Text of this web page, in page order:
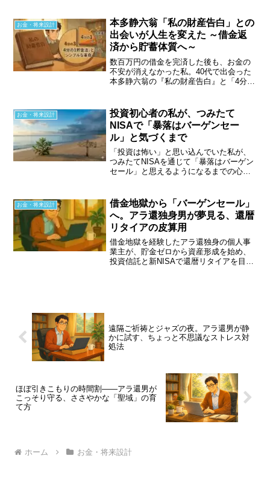
ンドさんの教えについて綴ります。
お金・将来設計
本多静六翁「私の財産告白」との
出会いが人生を変えた ～借金返
済から貯蓄体質へ～
数百万円の借金を完済した後も、お金の
不安が消えなかった私。40代で出会った
本多静六翁の『私の財産告白』と「4分の
ると、投資へも自然と目が向くようにな
りました。
お金・将来設計
投資初心者の私が、つみたて
NISAで「暴落はバーゲンセー
ル」と気づくまで
「投資は怖い」と思い込んでいた私が、
つみたてNISAを通じて「暴落はバーゲン
セール」と思えるようになるまでの心の
な戦略とは？アラ還個人事業主のリアル
な投資体験記です。
お金・将来設計
借金地獄から「バーゲンセール」
へ。アラ還独身男が夢見る、還暦
リタイアの皮算用
借金地獄を経験したアラ還独身の個人事
業主が、貯金ゼロから資産形成を始め、
投資信託と新NISAで還暦リタイアを目指
遠隔ご祈祷とジャズの夜。アラ還男が静
かに試す、ちょっと不思議なストレス対
処法
ほぼ引きこもりの時間割――アラ還男が
こっそり守る、ささやかな「聖域」の育
て方
ホーム お金・将来設計